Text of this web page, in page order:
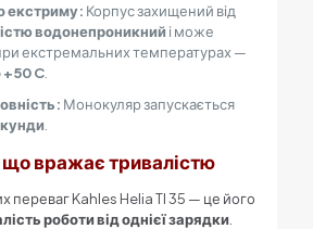
екстриму: Корпус захищений від
водонепроникний і може
екстремальних температурах —
+50 C.
Монокуляр запускається
вражає тривалістю
переваг Kahles Helia TI 35 — це його
роботи від однієї зарядки.